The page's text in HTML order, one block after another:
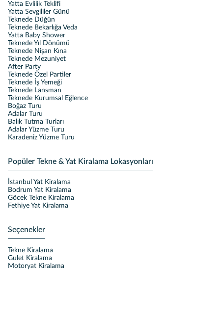
Yatta Evlilik Teklifi
Yatta Sevgililer Günü
Teknede Düğün
Teknede Bekarlığa Veda
Yatta Baby Shower
Teknede Yıl Dönümü
Teknede Nişan Kına
Teknede Mezuniyet
After Party
Teknede Özel Partiler
Teknede İş Yemeği
Teknede Lansman
Teknede Kurumsal Eğlence
Boğaz Turu
Adalar Turu
Balık Tutma Turları
Adalar Yüzme Turu
Karadeniz Yüzme Turu
Popüler Tekne & Yat Kiralama Lokasyonları
İstanbul Yat Kiralama
Bodrum Yat Kiralama
Göcek Tekne Kiralama
Fethiye Yat Kiralama
Seçenekler
Tekne Kiralama
Gulet Kiralama
Motoryat Kiralama